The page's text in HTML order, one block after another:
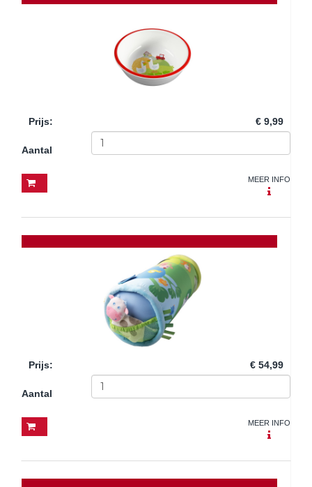
Prijs: € 9,99
Aantal
MEER INFO
Prijs: € 54,99
Aantal
MEER INFO